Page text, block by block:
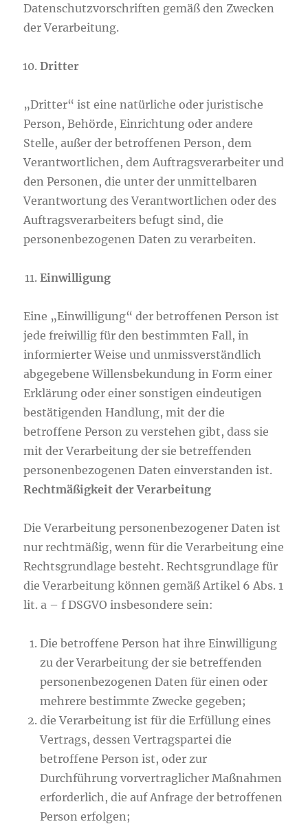
Datenschutzvorschriften gemäß den Zwecken
der Verarbeitung.
Dritter
„Dritter“ ist eine natürliche oder juristische
Person, Behörde, Einrichtung oder andere
Stelle, außer der betroffenen Person, dem
Verantwortlichen, dem Auftragsverarbeiter und
den Personen, die unter der unmittelbaren
Verantwortung des Verantwortlichen oder des
Auftragsverarbeiters befugt sind, die
personenbezogenen Daten zu verarbeiten.
Einwilligung
Eine „Einwilligung“ der betroffenen Person ist
jede freiwillig für den bestimmten Fall, in
informierter Weise und unmissverständlich
abgegebene Willensbekundung in Form einer
Erklärung oder einer sonstigen eindeutigen
bestätigenden Handlung, mit der die
betroffene Person zu verstehen gibt, dass sie
mit der Verarbeitung der sie betreffenden
personenbezogenen Daten einverstanden ist.
Rechtmäßigkeit der Verarbeitung
Die Verarbeitung personenbezogener Daten ist
nur rechtmäßig, wenn für die Verarbeitung eine
Rechtsgrundlage besteht. Rechtsgrundlage für
die Verarbeitung können gemäß Artikel 6 Abs. 1
lit. a – f DSGVO insbesondere sein:
Die betroffene Person hat ihre Einwilligung
zu der Verarbeitung der sie betreffenden
personenbezogenen Daten für einen oder
mehrere bestimmte Zwecke gegeben;
die Verarbeitung ist für die Erfüllung eines
Vertrags, dessen Vertragspartei die
betroffene Person ist, oder zur
Durchführung vorvertraglicher Maßnahmen
erforderlich, die auf Anfrage der betroffenen
Person erfolgen;